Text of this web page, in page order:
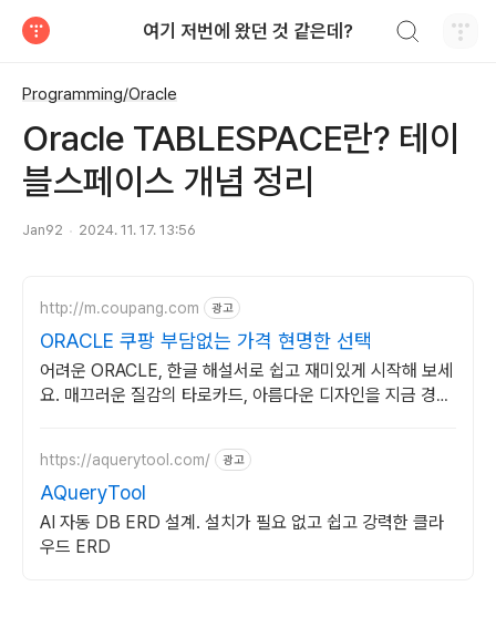
여기 저번에 왔던 것 같은데?
Programming/Oracle
Oracle TABLESPACE란? 테이
블스페이스 개념 정리
Jan92 2024. 11. 17. 13:56
http://m.coupang.com 광고
ORACLE 쿠팡 부담없는 가격 현명한 선택
어려운 ORACLE, 한글 해설서로 쉽고 재미있게 시작해 보세
요. 매끄러운 질감의 타로카드, 아름다운 디자인을 지금 경험
https://aquerytool.com/ 광고
AQueryTool
AI 자동 DB ERD 설계. 설치가 필요 없고 쉽고 강력한 클라
우드 ERD